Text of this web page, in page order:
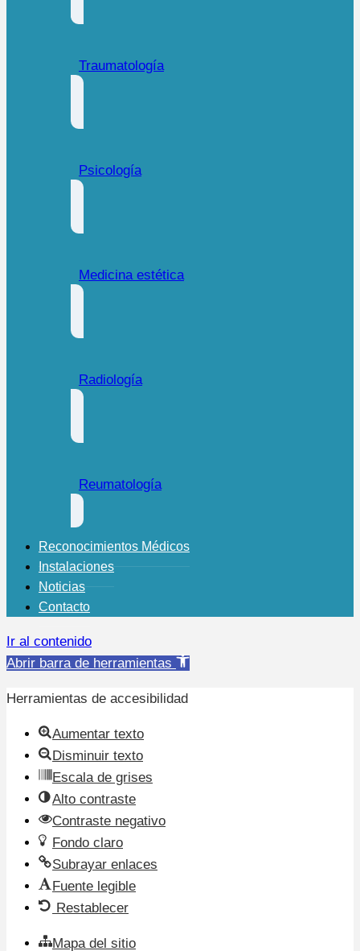
Traumatología
Psicología
Medicina estética
Radiología
Reumatología
Reconocimientos Médicos
Instalaciones
Noticias
Contacto
Ir al contenido
Abrir barra de herramientas
Herramientas de accesibilidad
Aumentar texto
Disminuir texto
Escala de grises
Alto contraste
Contraste negativo
Fondo claro
Subrayar enlaces
Fuente legible
Restablecer
Mapa del sitio